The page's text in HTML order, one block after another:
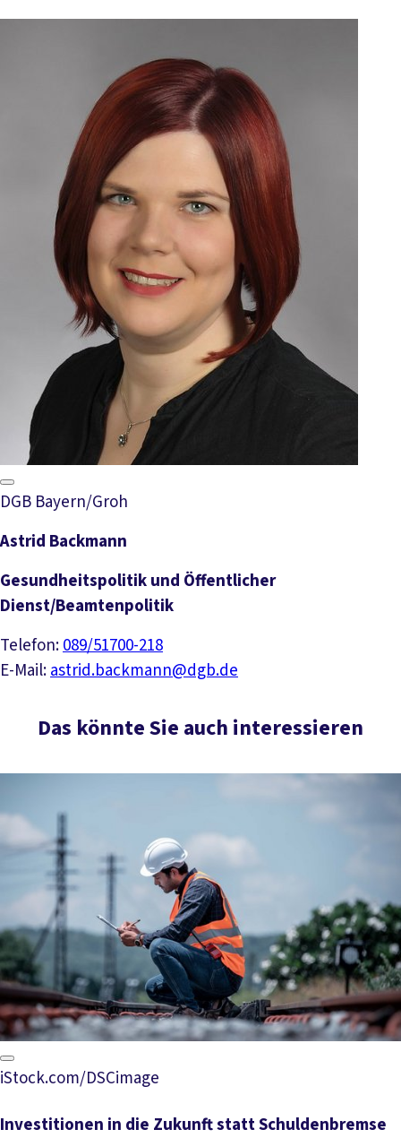
DGB Bayern/Groh
Astrid Backmann
Gesundheitspolitik und Öffentlicher
Dienst/Beamtenpolitik
Telefon:089/51700-218
E-Mail:astrid.backmann@dgb.de
Das könnte Sie auch interessieren
iStock.com/DSCimage
Investitionen in die Zukunft statt Schuldenbremse